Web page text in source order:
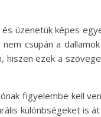
üzenetük képes
csupán a
ezek a
figyelembe kell
különbségeket is